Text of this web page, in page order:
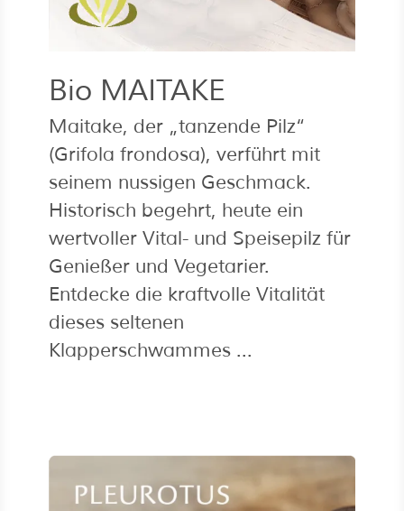
Bio MAITAKE
Maitake, der „tanzende Pilz“
(Grifola frondosa), verführt mit
seinem nussigen Geschmack.
Historisch begehrt, heute ein
wertvoller Vital- und Speisepilz für
Genießer und Vegetarier.
Entdecke die kraftvolle Vitalität
dieses seltenen
Klapperschwammes ...